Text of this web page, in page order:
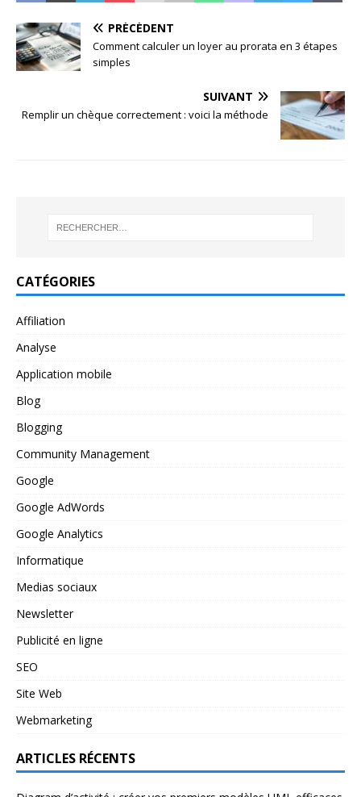
PRÉCÉDENT
Comment calculer un loyer au prorata en 3 étapes
simples
SUIVANT
Remplir un chèque correctement : voici la méthode
CATÉGORIES
Affiliation
Analyse
Application mobile
Blog
Blogging
Community Management
Google
Google AdWords
Google Analytics
Informatique
Medias sociaux
Newsletter
Publicité en ligne
SEO
Site Web
Webmarketing
ARTICLES RÉCENTS